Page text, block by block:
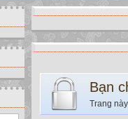
Bạn
Trang